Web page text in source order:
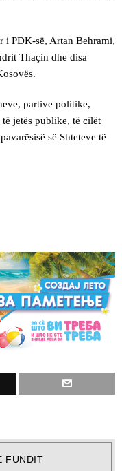
i PDK-së, Artan Behrami,
Thaçin dhe disa
partive politike,
jetës publike, të cilët
së Shteteve të
FUNDIT